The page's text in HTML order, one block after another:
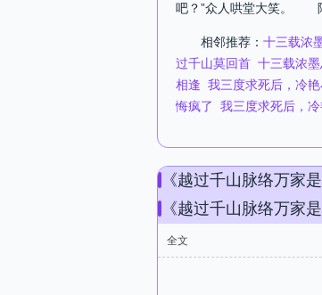
吧？”众人哄堂大笑。
相邻推荐： 十三载浓
过千山莫回首 十三载浓
相逢 我三度求死后，冷
悔疯了
我三度求死后，
《越过千山脉络万家
《越过千山脉络万家
全文